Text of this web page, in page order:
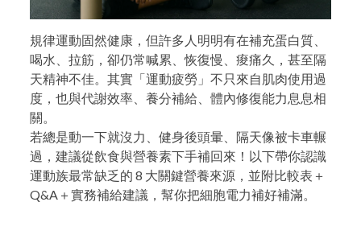
規律運動固然健康，但許多人明明有在補充蛋白質、
喝水、拉筋，卻仍常喊累、恢復慢、痠痛久，甚至隔
天精神不佳。其實「運動疲勞」不只來自肌肉使用過
度，也與代謝效率、養分補給、體內修復能力息息相
關。
若總是動一下就沒力、健身後頭暈、隔天像被卡車輾
過，建議從飲食與營養素下手補回來！以下帶你認識
運動族最常缺乏的 8 大關鍵營養來源，並附比較表＋
Q&A＋實務補給建議，幫你把細胞電力補好補滿。